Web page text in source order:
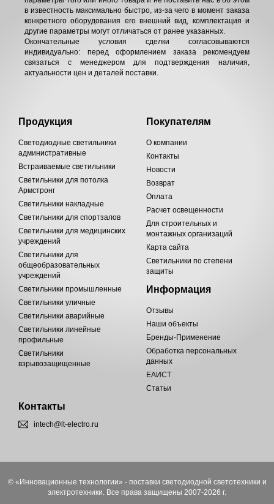
в известность максимально быстро, из-за чего в момент заказа
конкретного оборудования его внешний вид, комплектация и
другие параметры могут отличаться от ранее указанных.
Окончательные условия сделки согласовываются
индивидуально: перед оформлением заказа рекомендуем
связаться с менеджером для подтверждения наличия,
актуальности цен и деталей поставки.
Продукция
Светодиодные светильники
административные
Встраиваемые светильники
Светильники для потолка
Армстронг
Светильники накладные
Светильники для спортзалов
Светильники для медицинских
учреждений
Светильники для
общеобразовательных
учреждений
Светильники промышленные
Светильники уличные
Светильники аварийные
Светильники линейные
профильные
Светильники
взрывозащищенные
Покупателям
О компании
Контакты
Новости
Возврат
Оплата
Расчет освещенности
Для строительных и
монтажных организаций
Карта сайта
Светильники по степени
защиты
Информация
Отзывы
Наши объекты
Бренды-Применение
Обработка персональных
данных
ЕАИСТ
Статьи
Контакты
intech@lt-electro.ru
© «Инновационные технологии» - поставки светодиодной светотехники и
электротехники. Все права защищены 2007-2026 г.